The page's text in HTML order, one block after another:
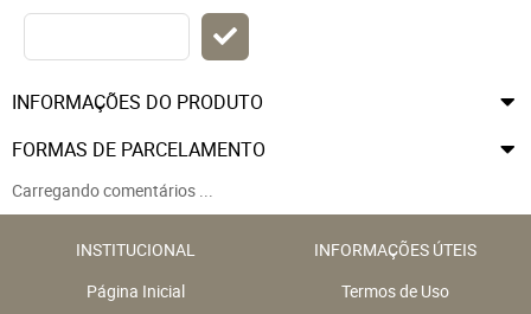
INFORMAÇÕES DO PRODUTO
FORMAS DE PARCELAMENTO
Carregando comentários ...
INSTITUCIONAL
Página Inicial
INFORMAÇÕES ÚTEIS
Termos de Uso